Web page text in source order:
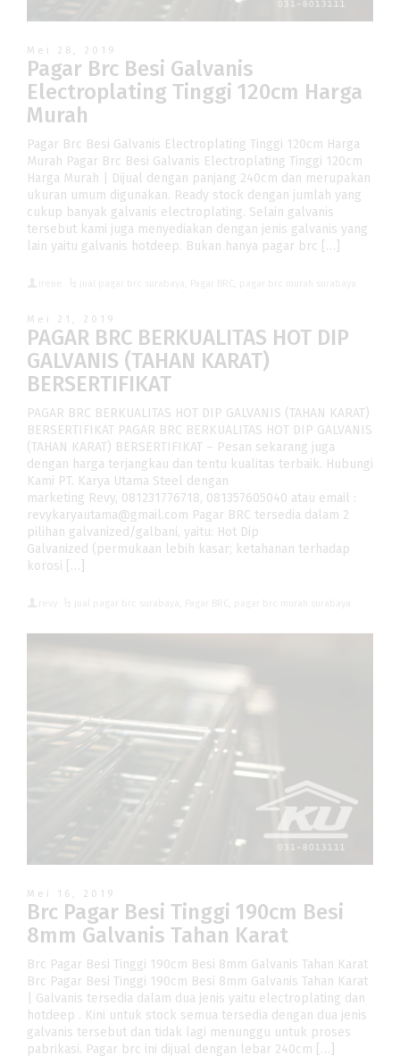
Mei 28, 2019
Pagar Brc Besi Galvanis
Electroplating Tinggi 120cm Harga
Murah
Pagar Brc Besi Galvanis Electroplating Tinggi 120cm Harga
Murah Pagar Brc Besi Galvanis Electroplating Tinggi 120cm
Harga Murah | Dijual dengan panjang 240cm dan merupakan
ukuran umum digunakan. Ready stock dengan jumlah yang
cukup banyak galvanis electroplating. Selain galvanis
tersebut kami juga menyediakan dengan jenis galvanis yang
lain yaitu galvanis hotdeep. Bukan hanya pagar brc […]
Mei 21, 2019
PAGAR BRC BERKUALITAS HOT DIP
GALVANIS (TAHAN KARAT)
BERSERTIFIKAT
PAGAR BRC BERKUALITAS HOT DIP GALVANIS (TAHAN KARAT)
BERSERTIFIKAT PAGAR BRC BERKUALITAS HOT DIP GALVANIS
(TAHAN KARAT) BERSERTIFIKAT – Pesan sekarang juga
dengan harga terjangkau dan tentu kualitas terbaik. Hubungi
Kami PT. Karya Utama Steel dengan
marketing Revy, 081231776718, 081357605040 atau email :
revykaryautama@gmail.com Pagar BRC tersedia dalam 2
pilihan galvanized/galbani, yaitu: Hot Dip
Galvanized (permukaan lebih kasar; ketahanan terhadap
korosi […]
Mei 16, 2019
Brc Pagar Besi Tinggi 190cm Besi
8mm Galvanis Tahan Karat
Brc Pagar Besi Tinggi 190cm Besi 8mm Galvanis Tahan Karat
Brc Pagar Besi Tinggi 190cm Besi 8mm Galvanis Tahan Karat
| Galvanis tersedia dalam dua jenis yaitu electroplating dan
hotdeep . Kini untuk stock semua tersedia dengan dua jenis
galvanis tersebut dan tidak lagi menunggu untuk proses
pabrikasi. Pagar brc ini dijual dengan lebar 240cm […]